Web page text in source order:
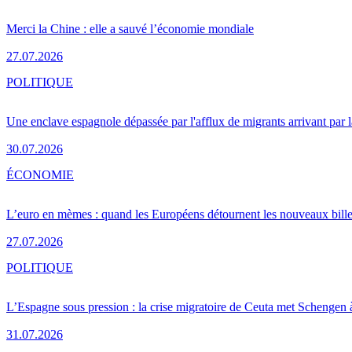
Merci la Chine : elle a sauvé l’économie mondiale
27.07.2026
Une enclave espagnole dépassée par l'afflux de migrants arrivant par
30.07.2026
POLITIQUE
L’euro en mèmes : quand les Européens détournent les nouveaux
27.07.2026
ÉCONOMIE
L’Espagne sous pression : la crise migratoire de Ceuta met Schengen
31.07.2026
POLITIQUE